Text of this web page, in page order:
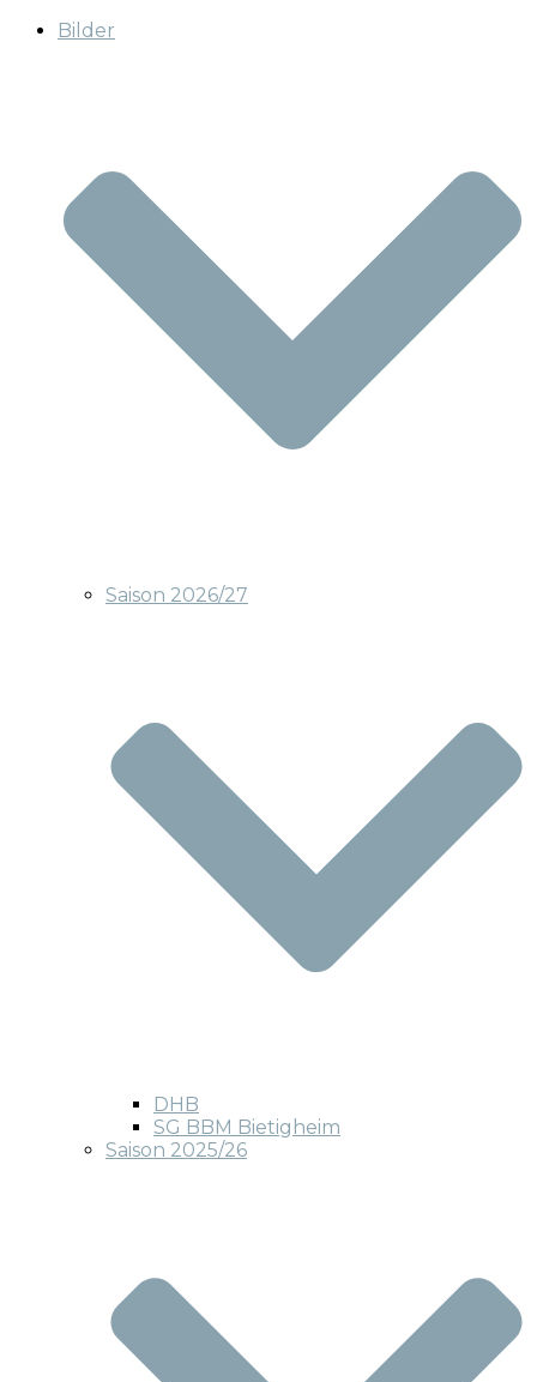
Bilder
Saison 2026/27
DHB
SG BBM Bietigheim
Saison 2025/26